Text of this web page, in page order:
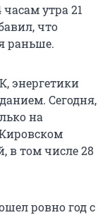
утра 21
что
раньше.
энергетики
Сегодня,
на
в том числе 28
ровно год с